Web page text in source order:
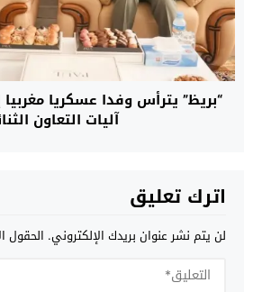
“بريظ” يترأس وفدا عسكريا مغربيا
آليات التعاون
اترك تعليق
لن يتم نشر عنوان بريدك الإلكتروني. الحقول